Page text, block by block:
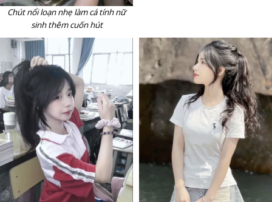
Chút nổi loạn nhẹ làm cá tính nữ
sinh thêm cuốn hút